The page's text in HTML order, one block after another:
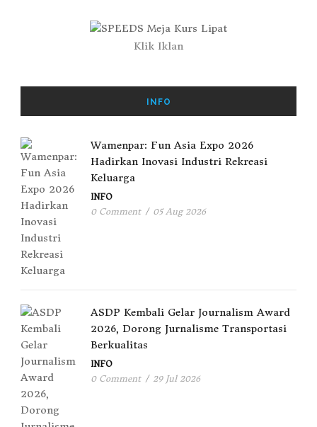
Klik Iklan
INFO
Wamenpar: Fun Asia Expo 2026
Hadirkan Inovasi Industri Rekreasi
Keluarga
INFO
0 Comment / 05 Aug 2026
ASDP Kembali Gelar Journalism Award
2026, Dorong Jurnalisme Transportasi
Berkualitas
INFO
0 Comment / 29 Jul 2026